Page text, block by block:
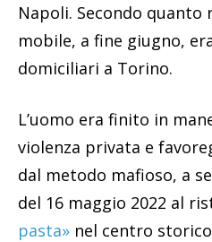
Napoli. Secondo
mobile, a fine giugno,
domiciliari a Torino.
L’uomo era finito in
violenza privata e
dal metodo mafioso, a
del 16 maggio 2022 al
pasta» nel centro